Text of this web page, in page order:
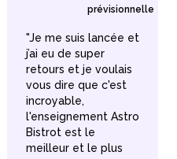
prévisionnelle
"Je me suis lancée et
j’ai eu de super
retours et je voulais
vous dire que c'est
incroyable,
l'enseignement Astro
Bistrot est le
meilleur et le plus